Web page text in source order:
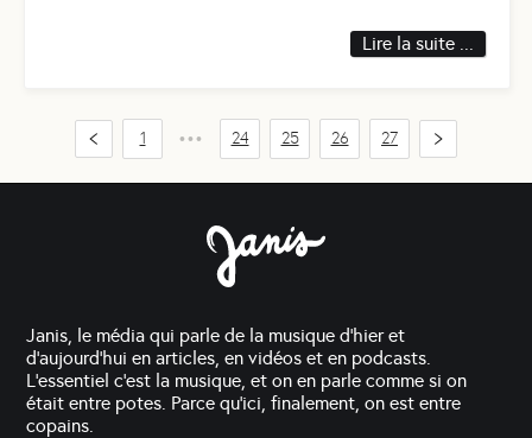
Lire la suite ...
1 ••• 24 25 26 27
Janis, le média qui parle de la musique d'hier et
d'aujourd'hui en articles, en vidéos et en podcasts.
L'essentiel c'est la musique, et on en parle comme si on
était entre potes. Parce qu'ici, finalement, on est entre
copains.